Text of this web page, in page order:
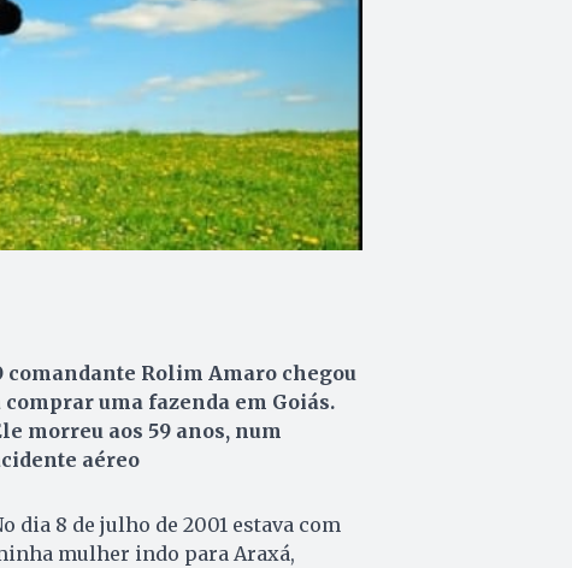
comandante Rolim Amaro chegou
comprar uma fazenda em Goiás.
morreu aos 59 anos, num
aéreo
dia 8 de julho de 2001 estava com
mulher indo para Araxá,